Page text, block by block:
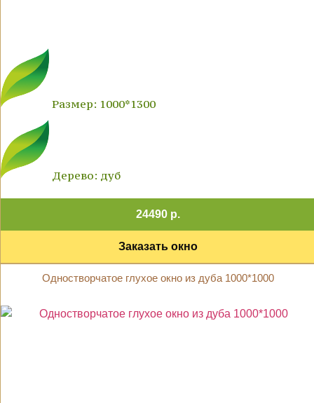
Размер: 1000*1300
Дерево: дуб
24490 р.
Заказать окно
Одностворчатое глухое окно из дуба 1000*1000